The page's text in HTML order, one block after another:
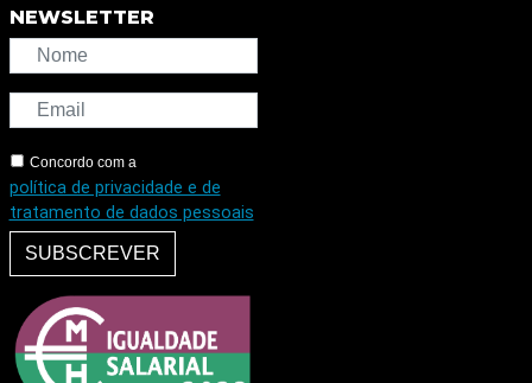
NEWSLETTER
Concordo com a
política de privacidade e de
tratamento de dados pessoais
SUBSCREVER